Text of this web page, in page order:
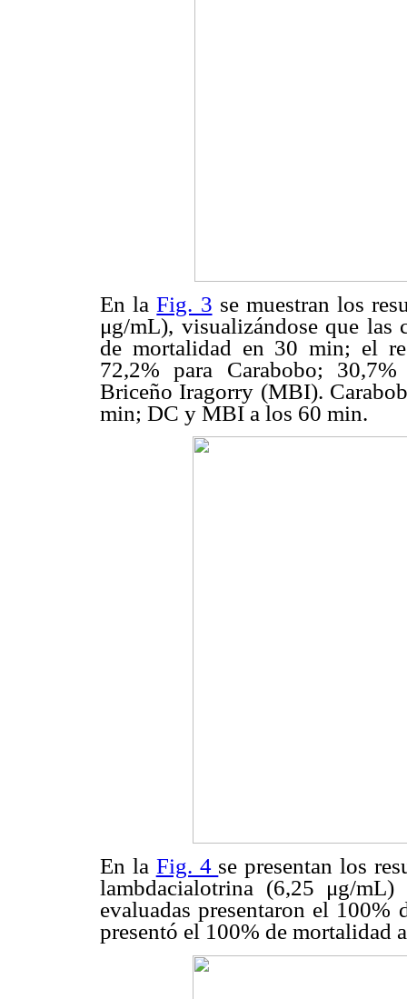
En laFig. 3 se muestran los
μg/mL), visualizándose que las
de mortalidad en 30 min; el
72,2% para Carabobo;
Briceño Iragorry (MBI).
min; DC y MBI a los 60 min.
En la Fig. 4 se presentan los
lambdacialotrina (6,25 μg/mL)
evaluadas presentaron el
presentó el 100% de mortalidad